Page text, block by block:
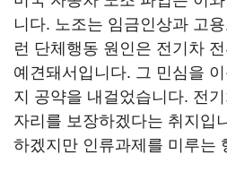
니다. 노조는 임금인상과 고
런 단체행동 원인은 전기차
예견돼서입니다. 그 민심을
지 공약을 내걸었습니다. 전
자리를 보장하겠다는 취지입
하겠지만 인류과제를 미루는